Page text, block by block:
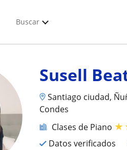
Buscar
Susell
Santiago ciudad,
Condes
Clases de Piano ★
Datos verificados